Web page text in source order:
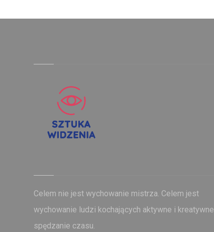
Celem nie jest wychowanie mistrza. Celem jest
wychowanie ludzi kochających aktywne i kreatywne
spędzanie czasu.